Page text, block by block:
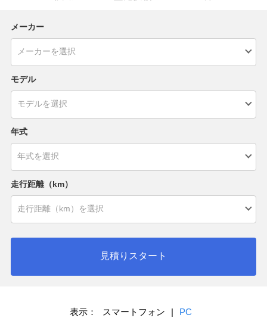
メーカー
モデル
年式
走行距離（km）
見積りスタート
表示： スマートフォン | PC